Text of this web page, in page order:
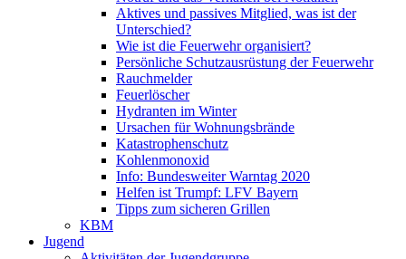
Aktives und passives Mitglied, was ist der
Unterschied?
Wie ist die Feuerwehr organisiert?
Persönliche Schutzausrüstung der Feuerwehr
Rauchmelder
Feuerlöscher
Hydranten im Winter
Ursachen für Wohnungsbrände
Katastrophenschutz
Kohlenmonoxid
Info: Bundesweiter Warntag 2020
Helfen ist Trumpf: LFV Bayern
Tipps zum sicheren Grillen
KBM
Jugend